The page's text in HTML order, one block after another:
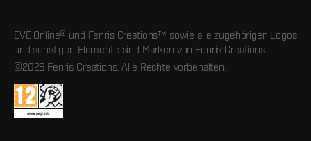
EVE Online® und Fenris Creations™ sowie alle zugehörigen Logos
und sonstigen Elemente sind Marken von Fenris Creations.
©2026 Fenris Creations. Alle Rechte vorbehalten.